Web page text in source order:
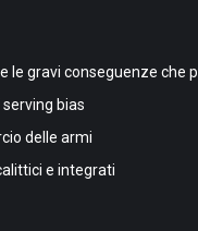
e le gravi conseguenze che
serving bias
delle armi
e integrati